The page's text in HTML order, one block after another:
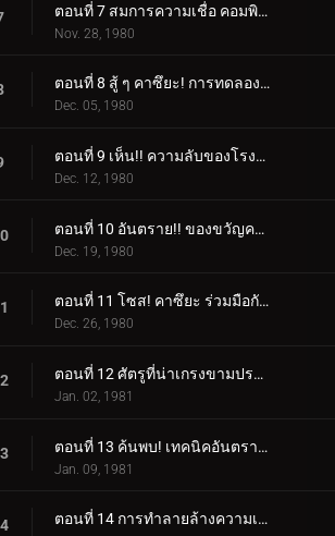
ตอนที่ 7 สมการความเชื่อ คอมพิวเตอร์ที่มีชีวิต
Nov. 28, 1980
ตอนที่ 8 สู้ ๆ คาซึยะ! การทดลองความตายของ Dogma
Dec. 05, 1980
ตอนที่ 9 เห็น!! ความลับของโรงงานปรับปรุงสัตว์ประหลาดความเชื่อ
Dec. 12, 1980
ตอนที่ 10 อันตราย!! ของขวัญคริสต์มาสปีศาจ
Dec. 19, 1980
ตอนที่ 11 โซส! คาซึยะ ร่วมมือกับเชื่อ!!
Dec. 26, 1980
ตอนที่ 12 ศัตรูที่น่าเกรงขามปรากฏตัว! หมัดเส้าหลินที่จริงใจพ่ายแพ้
Jan. 02, 1981
ตอนที่ 13 ค้นพบ! เทคนิคอันตราย "ดอกบ๊วย"
Jan. 09, 1981
ตอนที่ 14 การทำลายล้างความเชื่อ แก๊สหัวเราะของศาสตราจารย์อสูร